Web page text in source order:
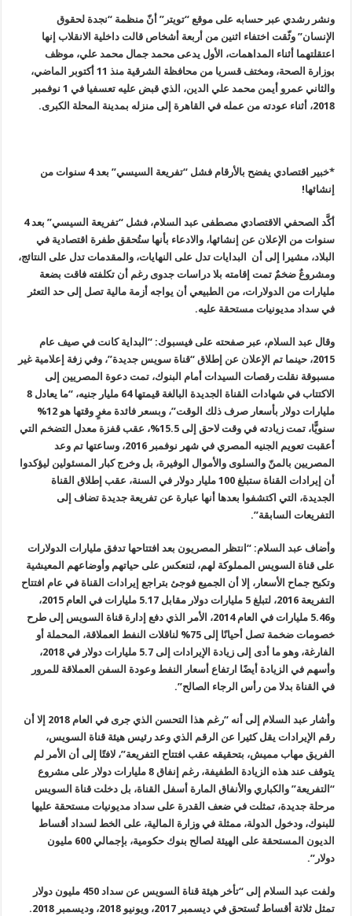
ونشر رشدي عبر حسابه على موقع “تويتر” أنّ منظمة “نجدة لحقوق
الإنسان”وثّقت اختفاء اثنين من أربعة أشخاص قالت داخلية الانقلاب إنها
اعتقلتهما أثناء المداهمات، الأول يدعى محمد جمال محمد علي، موظف
بوزارة الصحة، ومختف قسريا من محافظة الشرقية منذ 11 أكتوبر الماضي،
والثاني عمرو أيمن محمد علي الدين، الذي قبض عليه تعسفيا في 1 نوفمبر
2018، أثناء عودته من عمله في القاهرة إلى منزله بمدينة المحلة الكبرى
.
*خبير اقتصادي يفضح بالأرقام فشل “تفريعة السيسي” بعد 4 سنوات من
إنشائها!
أكَّد الصحفي الاقتصادي مصطفى عبد السلام، فشل “تفريعة السيسي” بعد 4
سنوات من الإعلان عن إنشائها، والادعاء بأنها ستُحقق طفرة اقتصادية في
البلاد، مشيرا إلى أن البدايات تدل على النهايات، والمقدمات تدل على النتائج،
ومشروعٌ ضخمٌ تمت إقامته بلا دراسات جدوى رغم أن تكلفته فاقت بضعة
مليارات من الدولارات، من الطبيعي أن يواجه أزمة مالية تصل إلى حد التعثر
في سداد مديونيات مستحقة عليه.
وقال عبد السلام، عبر صفحته على فيسبوك: “البداية كانت في صيف عام
2015، حينما تم الإعلان عن إطلاق “قناة سويس جديدة”، وفي زفة إعلامية غير
مسبوقة نقلت رقصات السيدات أمام البنوك، تمت دعوة المصريين إلى
الاكتتاب في شهادات القناة الجديدة البالغة قيمتها 64 مليار جنيه، “ما يعادل 8
مليارات دولار بأسعار صرف ذلك الوقت”، وبسعر فائدة مغرٍ وقتها هو 12%
سنويًّا، تمت زيادته في وقت لاحق إلى 15.5%، عقب قفزة معدل التضخم التي
أعقبت تعويم الجنيه المصري في شهر نوفمبر 2016، وساعتها تم وعد
المصريين بالمنّ والسلوى والأموال الوفيرة، بل وخرج كبار المسئولين ليؤكدوا
أن إيرادات القناة ستبلغ 100 مليار دولار في السنة، عقب إطلاق القناة
الجديدة، التي اكتشفوا بعدها أنها عبارة عن تفريعة جديدة تضاف إلى
التفريعات السابقة”.
وأضاف عبد السلام: “انتظر المصريون بعد افتتاحها تدفق مليارات الدولارات
على قناة السويس المملوكة لهم، لتنعكس على حياتهم وأوضاعهم المعيشية
وتكبح جماح الأسعار، إلا أن الجميع فوجئ بتراجع إيرادات القناة في عام افتتاح
التفريعة 2016، لتبلغ 5 مليارات دولار مقابل 5.17 مليارات في العام 2015،
و5.46 مليارات في العام 2014، الأمر الذي دفع إدارة قناة السويس إلى طرح
خصومات ضخمة تصل أحيانًا إلى 75% لناقلات النفط العملاقة، المحملة أو
الفارغة، وهو ما أدى إلى زيادة الإيرادات إلى 5.7 مليارات دولار في 2018،
وأسهم في الزيادة أيضًا ارتفاع أسعار النفط وعودة السفن العملاقة للمرور
في القناة بدلا من رأس الرجاء الصالح”.
وأشار عبد السلام إلى أنه “رغم هذا التحسن الذي جرى في العام 2018 إلا أن
رقم الإيرادات يقل كثيرا عن الرقم الذي وعد رئيس هيئة قناة السويس،
الفريق مهاب مميش، بتحقيقه عقب افتتاح التفريعة”، لافتًا إلى أن الأمر لم
يتوقف عند هذه الزيادة الطفيفة، رغم إنفاق 8 مليارات دولار على مشروع
“ التفريعة” والكباري والأنفاق المارة أسفل القناة، بل دخلت قناة السويس
مرحلة جديدة، تمثلت في ضعف القدرة على سداد مديونيات مستحقة عليها
للبنوك، ودخول الدولة، ممثلة في وزارة المالية، على الخط لسداد أقساط
الديون المستحقة على الهيئة لصالح بنوك حكومية، بإجمالي 600 مليون
دولار”.
ولفت عبد السلام إلى “تأخر هيئة قناة السويس عن سداد 450 مليون دولار
تمثل ثلاثة أقساط تُستحق في ديسمبر 2017، ويونيو 2018، وديسمبر 2018
.